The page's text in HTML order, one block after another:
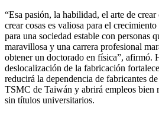
“Esa pasión, la habilidad, el arte de crear
crear cosas es valiosa para el
para una sociedad estable con personas
maravillosa y una carrera profesional
obtener un doctorado en física”, afirmó.
deslocalización de la fabricación
reducirá la dependencia de fabricantes
TSMC de Taiwán y abrirá empleos bien
sin títulos universitarios.